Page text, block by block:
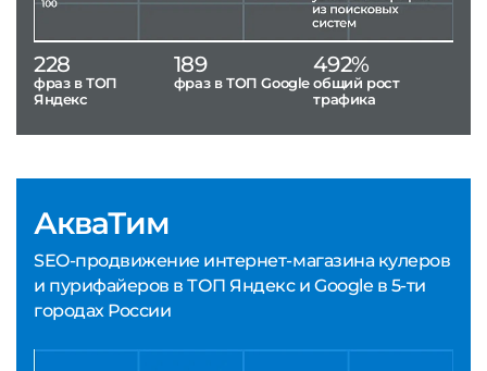
АкваТим
SEO-продвижение интернет-магазина кулеров
и пурифайеров в ТОП Яндекс и Google в 5-ти
городах России
228
фраз в ТОП
Яндекс
189
фраз в ТОП Google
492%
общий рост
трафика